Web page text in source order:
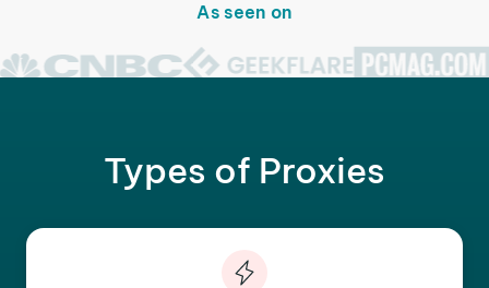
As seen on
Types of Proxies